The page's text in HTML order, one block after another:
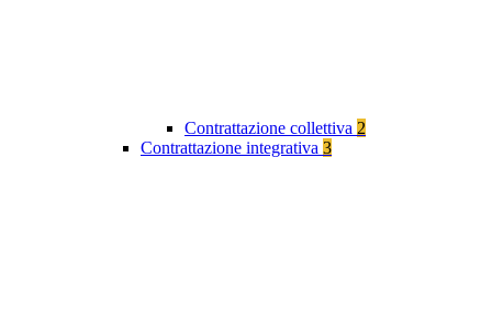
Contrattazione collettiva 2
Contrattazione integrativa 3